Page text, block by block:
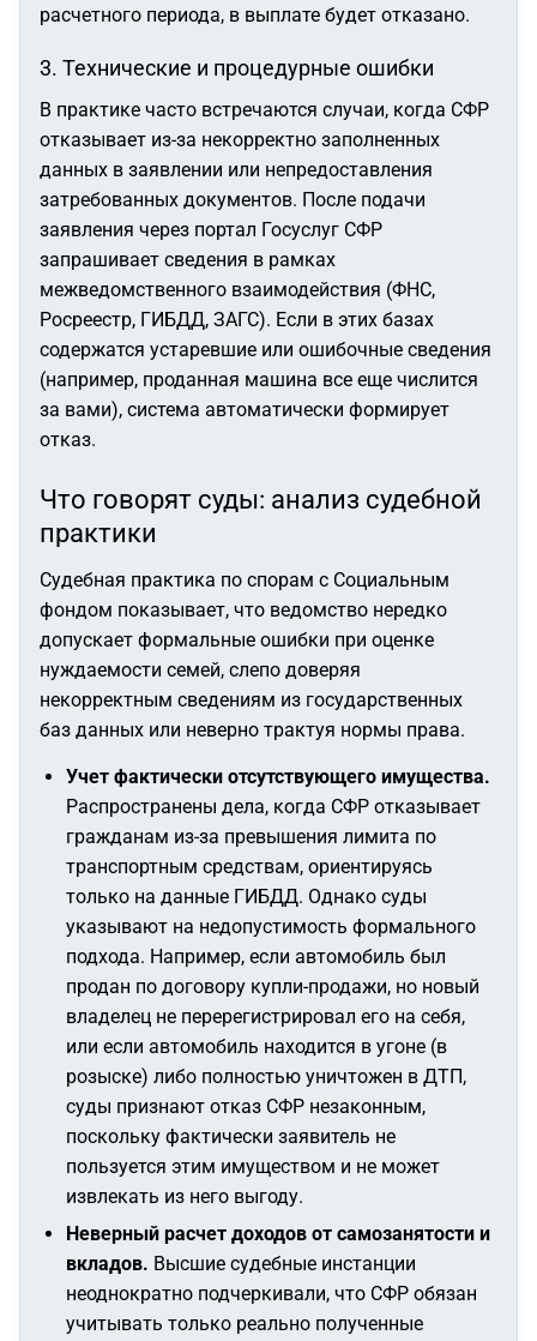
расчетного периода, в выплате будет отказано.
3. Технические и процедурные ошибки
В практике часто встречаются случаи, когда СФР
отказывает из-за некорректно заполненных
данных в заявлении или непредоставления
затребованных документов. После подачи
заявления через портал Госуслуг СФР
запрашивает сведения в рамках
межведомственного взаимодействия (ФНС,
Росреестр, ГИБДД, ЗАГС). Если в этих базах
содержатся устаревшие или ошибочные сведения
(например, проданная машина все еще числится
за вами), система автоматически формирует
отказ.
Что говорят суды: анализ судебной
практики
Судебная практика по спорам с Социальным
фондом показывает, что ведомство нередко
допускает формальные ошибки при оценке
нуждаемости семей, слепо доверяя
некорректным сведениям из государственных
баз данных или неверно трактуя нормы права.
Учет фактически отсутствующего имущества.
Распространены дела, когда СФР отказывает
гражданам из-за превышения лимита по
транспортным средствам, ориентируясь
только на данные ГИБДД. Однако суды
указывают на недопустимость формального
подхода. Например, если автомобиль был
продан по договору купли-продажи, но новый
владелец не перерегистрировал его на себя,
или если автомобиль находится в угоне (в
розыске) либо полностью уничтожен в ДТП,
суды признают отказ СФР незаконным,
поскольку фактически заявитель не
пользуется этим имуществом и не может
извлекать из него выгоду.
Неверный расчет доходов от самозанятости и
вкладов. Высшие судебные инстанции
неоднократно подчеркивали, что СФР обязан
учитывать только реально полученные